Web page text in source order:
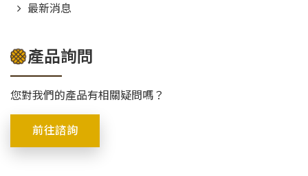
最新消息
產品詢問
您對我們的產品有相關疑問嗎？
前往諮詢